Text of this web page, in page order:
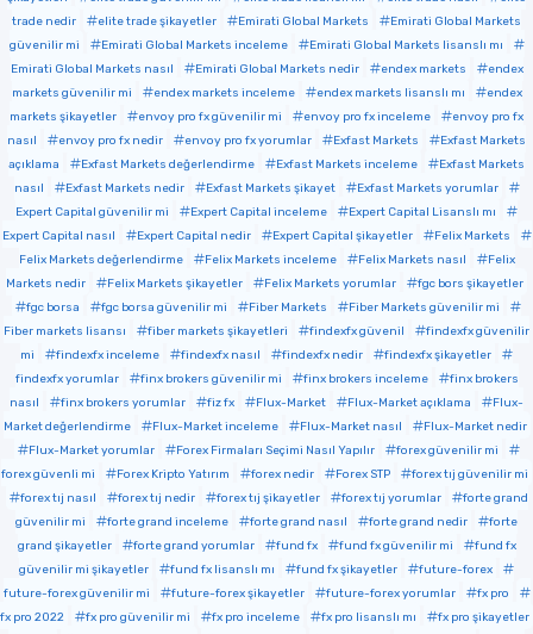
trade nedir
elite trade şikayetler Emirati Global Markets
Emirati Global Markets
güvenilir mi
Emirati Global Markets inceleme
Emirati Global Markets lisanslı mı
Emirati Global Markets nasıl
Emirati Global Markets nedir endex markets
endex
markets güvenilir mi
endex markets inceleme endex markets lisanslı mı
endex
markets şikayetler
envoy pro fx güvenilir mi envoy pro fx inceleme
envoy pro fx
nasıl
envoy pro fx nedir envoy pro fx yorumlar Exfast Markets
Exfast Markets
açıklama
Exfast Markets değerlendirme Exfast Markets inceleme
Exfast Markets
nasıl
Exfast Markets nedir Exfast Markets şikayet
Exfast Markets yorumlar
Expert Capital güvenilir mi
Expert Capital inceleme
Expert Capital Lisanslı mı
Expert Capital nasıl
Expert Capital nedir Expert Capital şikayetler
Felix Markets
Felix Markets değerlendirme
Felix Markets inceleme Felix Markets nasıl
Felix
Markets nedir
Felix Markets şikayetler Felix Markets yorumlar
fgc bors şikayetler
fgc borsa
fgc borsa güvenilir mi Fiber Markets
Fiber Markets güvenilir mi
Fiber markets lisansı
fiber markets şikayetleri findexfx güvenil
findexfx güvenilir
mi
findexfx inceleme findexfx nasıl findexfx nedir
findexfx şikayetler
findexfx yorumlar
finx brokers güvenilir mi finx brokers inceleme
finx brokers
nasıl
finx brokers yorumlar fiz fx Flux-Market Flux-Market açıklama
Flux-
Market değerlendirme
Flux-Market inceleme Flux-Market nasıl
Flux-Market nedir
Flux-Market yorumlar
Forex Firmaları Seçimi Nasıl Yapılır
forex güvenilir mi
forex güvenli mi
Forex Kripto Yatırım forex nedir Forex STP
forex tıj güvenilir mi
forex tıj nasıl
forex tıj nedir forex tıj şikayetler forex tıj yorumlar
forte grand
güvenilir mi
forte grand inceleme forte grand nasıl forte grand nedir
forte
grand şikayetler
forte grand yorumlar fund fx fund fx güvenilir mi
fund fx
güvenilir mi şikayetler
fund fx lisanslı mı fund fx şikayetler
future-forex
future-forex güvenilir mi
future-forex şikayetler future-forex yorumlar
fx pro
fx pro 2022
fx pro güvenilir mi fx pro inceleme fx pro lisanslı mı
fx pro şikayetler